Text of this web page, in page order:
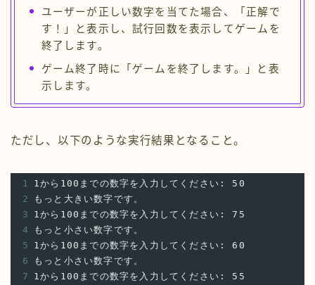
ユーザーが正しい数字を当てた場合、「正解で
す！」と表示し、試行回数を表示してゲームを
終了します。
ゲーム終了時に「ゲームを終了します。」と表
示します。
ただし、以下のような実行結果となること。
1
1から100までの数字を入力してください: 50
2
もっと大きい数字です。
3
1から100までの数字を入力してください: 75
4
もっと小さい数字です。
5
1から100までの数字を入力してください: 60
6
もっと小さい数字です。
7
1から100までの数字を入力してください: 55